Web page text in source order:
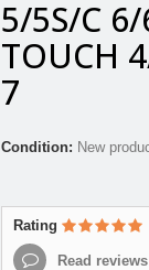
5/5S/C 6/
TOUCH
7
Condition: New
Rating
Read